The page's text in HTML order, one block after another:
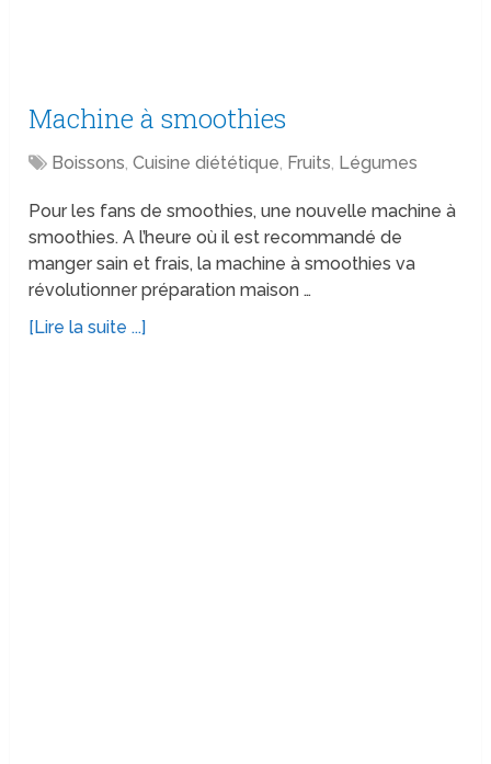
Machine à smoothies
Boissons,Cuisine diététique, Fruits, Légumes
Pour les fans de smoothies, une nouvelle machine à
smoothies. A l’heure où il est recommandé de
manger sain et frais, la machine à smoothies va
révolutionner préparation maison …
[Lire la suite ...]